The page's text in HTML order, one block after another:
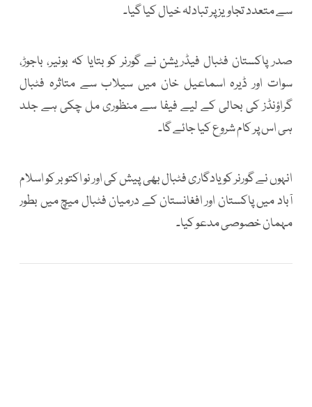
سے متعدد تجاویز پر تبادلہ خیال کیا گیا۔
صدر پاکستان فٹبال فیڈریشن نے گورنر کو بتایا کہ بونیر، باجوڑ،
سوات اور ڈیرہ اسماعیل خان میں سیلاب سے متاثرہ فٹبال
گراؤنڈز کی بحالی کے لیے فیفا سے منظوری مل چکی ہے جلد
ہی اس پر کام شروع کیا جائے گا۔
انہوں نے گورنر کو یادگاری فٹبال بھی پیش کی اور نو اکتوبر کو اسلام
آباد میں پاکستان اور افغانستان کے درمیان فٹبال میچ میں بطور
مہمان خصوصی مدعو کیا۔